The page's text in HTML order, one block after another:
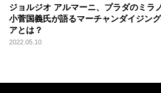
ジョルジオ アルマーニ、プラダのミラ
小菅国義氏が語るマーチャンダイジン
アとは？
2022.05.10